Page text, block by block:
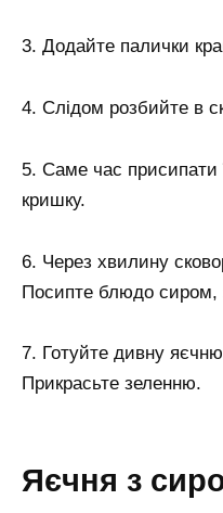
3. Додайте палички
4. Слідом розбийте в
5. Саме час присипати
кришку.
6. Через хвилину
Посипте блюдо сиром,
7. Готуйте дивну
Прикрасьте зеленню.
Яєчня з